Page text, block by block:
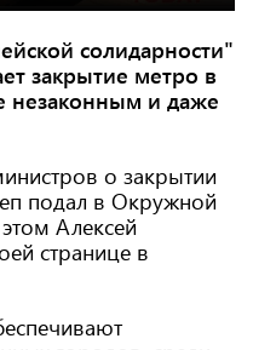
солидарности"
закрытие метро в
незаконным и даже
о закрытии
подал в Окружной
Алексей
странице в